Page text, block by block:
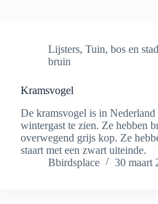
Lijsters, Tuin, bos en
bruin
Kramsvogel
De kramsvogel is in
wintergast te zien. Ze hebben
overwegend grijs kop. Ze
staart met een zwart uiteinde.
Bbirdsplace
30 maart